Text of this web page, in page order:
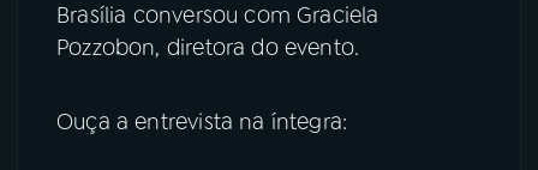
TikTok
Brasília conversou com Graciela
Pozzobon, diretora do evento.
Ouça a entrevista na íntegra: